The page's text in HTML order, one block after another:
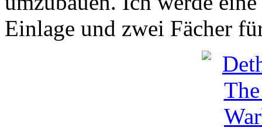
Einlage und zwei Fächer